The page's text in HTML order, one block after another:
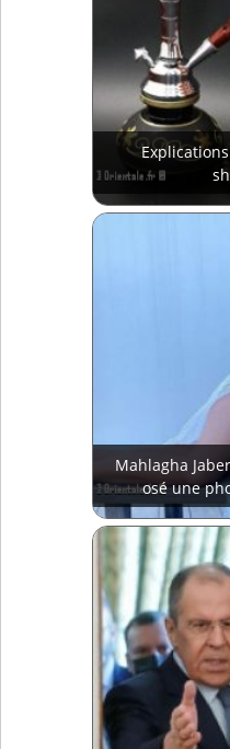
Mahlagha
osé une